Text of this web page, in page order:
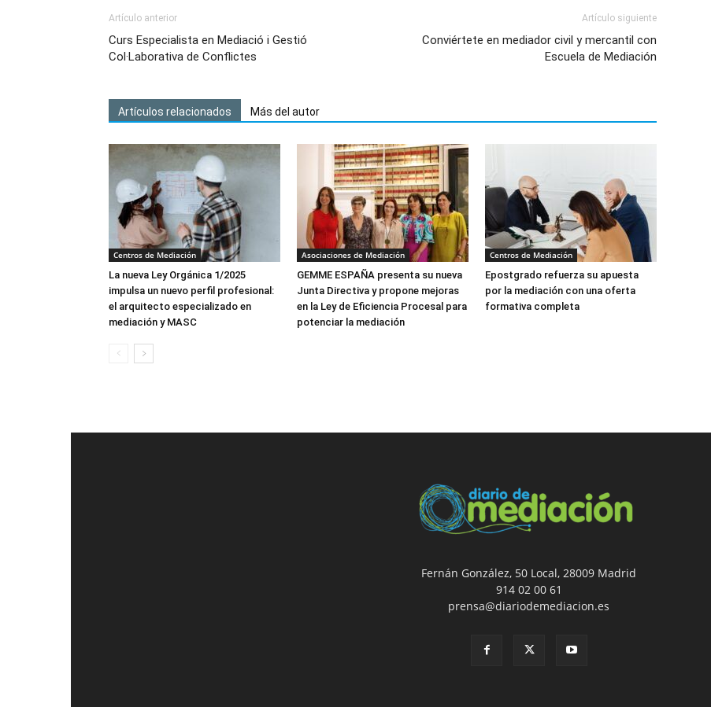
Artículo anterior
Curs Especialista en Mediació i Gestió
Col·Laborativa de Conflictes
Artículo siguiente
Conviértete en mediador civil y mercantil con
Escuela de Mediación
Artículos relacionados Más del autor
Centros de Mediación
La nueva Ley Orgánica 1/2025
impulsa un nuevo perfil profesional:
el arquitecto especializado en
mediación y MASC
Asociaciones de Mediación
GEMME ESPAÑA presenta su nueva
Junta Directiva y propone mejoras
en la Ley de Eficiencia Procesal para
potenciar la mediación
Centros de Mediación
Epostgrado refuerza su apuesta
por la mediación con una oferta
formativa completa
Fernán González, 50 Local, 28009 Madrid
914 02 00 61
prensa@diariodemediacion.es